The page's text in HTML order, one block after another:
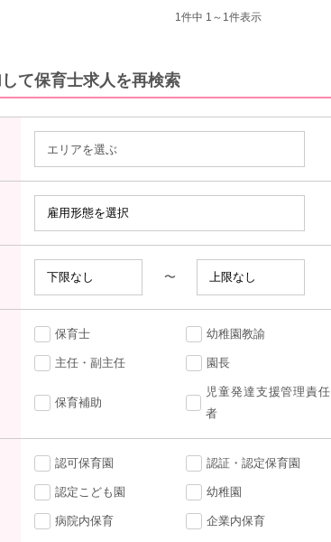
1件中 1～1件表示
て保育士求人を再検索
エリアを選ぶ
〜
保育士 幼稚園教諭
主任・副主任 園長
保育補助
児童発達支援管理責任
者
認可保育園 認証・認定保育園
認定こども園 幼稚園
病院内保育 企業内保育